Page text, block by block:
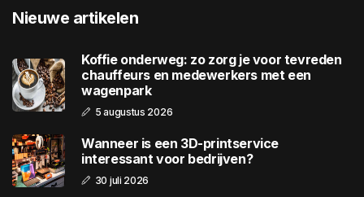
Nieuwe artikelen
Koffie onderweg: zo zorg je voor tevreden
chauffeurs en medewerkers met een
wagenpark
5 augustus 2026
Wanneer is een 3D-printservice
interessant voor bedrijven?
30 juli 2026